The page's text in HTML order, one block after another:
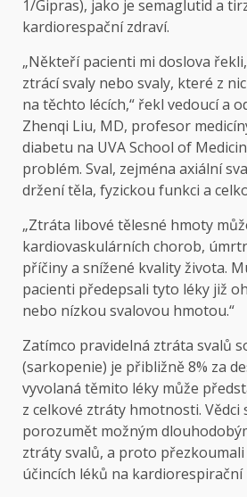
1/Gipras), jako je semaglutid a
kardiorespační zdraví.
„Někteří pacienti mi doslova
ztrácí svaly nebo svaly, které z
na těchto lécích,“ řekl vedoucí a
Zhenqi Liu, MD, profesor
diabetu na UVA School of
problém. Sval, zejména axiální
držení těla, fyzickou funkci a
„Ztráta libové tělesné hmoty
kardiovaskulárních chorob,
příčiny a snížené kvality života.
pacienti předepsali tyto léky již
nebo nízkou svalovou hmotou.“
Zatímco pravidelná ztráta svalů
(sarkopenie) je přibližně 8% za
vyvolaná těmito léky může
z celkové ztráty hmotnosti. Vědci
porozumět možným
ztráty svalů, a proto
účincích léků na kardiorespirační